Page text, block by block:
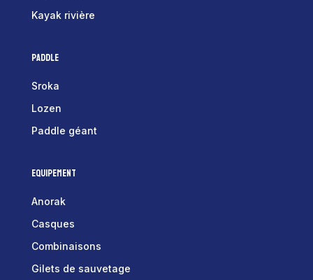
Kayak rivière
Paddle
Sroka
Lozen
Paddle géant
Equipement
Anorak
Casques
Combinaisons
Gilets de sauvetage